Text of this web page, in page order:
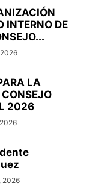
INTERNO DE
LA
CONSEJO
2026
2026